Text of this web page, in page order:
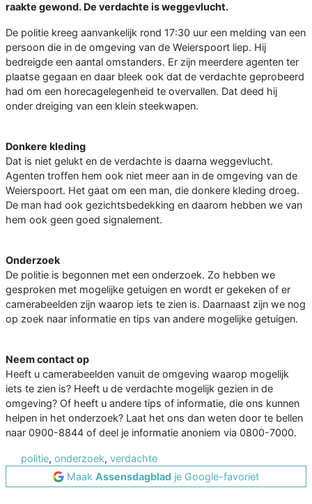
raakte gewond. De verdachte is weggevlucht.
De politie kreeg aanvankelijk rond 17:30 uur een melding van een
persoon die in de omgeving van de Weierspoort liep. Hij
bedreigde een aantal omstanders. Er zijn meerdere agenten ter
plaatse gegaan en daar bleek ook dat de verdachte geprobeerd
had om een horecagelegenheid te overvallen. Dat deed hij
onder dreiging van een klein steekwapen.
Donkere kleding
Dat is niet gelukt en de verdachte is daarna weggevlucht.
Agenten troffen hem ook niet meer aan in de omgeving van de
Weierspoort. Het gaat om een man, die donkere kleding droeg.
De man had ook gezichtsbedekking en daarom hebben we van
hem ook geen goed signalement.
Onderzoek
De politie is begonnen met een onderzoek. Zo hebben we
gesproken met mogelijke getuigen en wordt er gekeken of er
camerabeelden zijn waarop iets te zien is. Daarnaast zijn we nog
op zoek naar informatie en tips van andere mogelijke getuigen.
Neem contact op
Heeft u camerabeelden vanuit de omgeving waarop mogelijk
iets te zien is? Heeft u de verdachte mogelijk gezien in de
omgeving? Of heeft u andere tips of informatie, die ons kunnen
helpen in het onderzoek? Laat het ons dan weten door te bellen
naar 0900-8844 of deel je informatie anoniem via 0800-7000.
politie, onderzoek, verdachte
Maak Assensdagblad je Google-favoriet